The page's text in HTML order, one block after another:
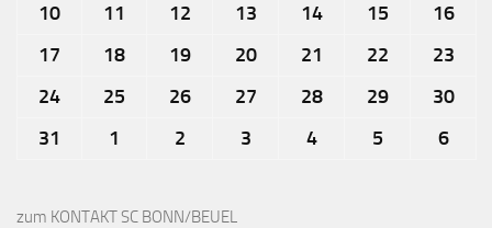
10
11 12 13 14 15
16
17
18 19 20 21 22
23
24
25 26 27 28 29
30
31
1 2 3 4 5 6
zum KONTAKT SC BONN/BEUEL